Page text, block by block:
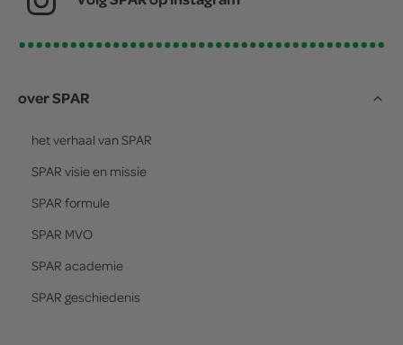
over SPAR
het verhaal van SPAR
SPAR visie en missie
SPAR formule
SPAR MVO
SPAR academie
SPAR geschiedenis